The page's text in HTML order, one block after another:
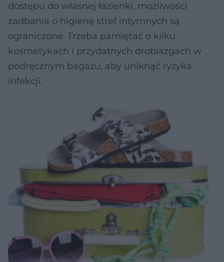
dostępu do własnej łazienki, możliwości
zadbania o higienę stref intymnych są
ograniczone. Trzeba pamiętać o kilku
kosmetykach i przydatnych drobiazgach w
podręcznym bagażu, aby uniknąć ryzyka
infekcji.